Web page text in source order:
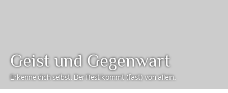
Geist und Gegenwart
Erkenne dich selbst. Der Rest kommt (fast) von allein.